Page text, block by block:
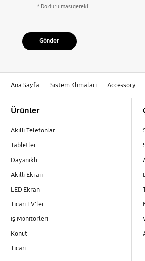
* Doldurulması gerekli
Gönder
Ana Sayfa Sistem Klimaları Accessory
Ürünler
Akıllı Telefonlar
Tabletler
Dayanıklı
Akıllı Ekran
LED Ekran
Ticari TV'ler
İş Monitörleri
Konut
Ticari